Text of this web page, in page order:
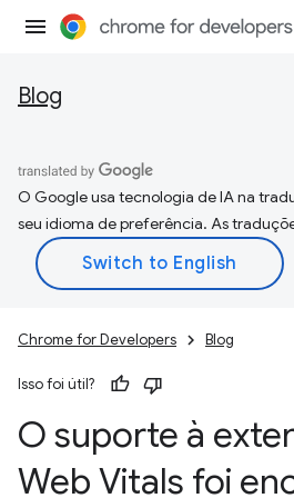
Blog
O Google usa tecnologia de IA na
seu idioma de preferência. As
Chrome for Developers Blog
Isso foi útil?
O suporte à
Web Vitals foi